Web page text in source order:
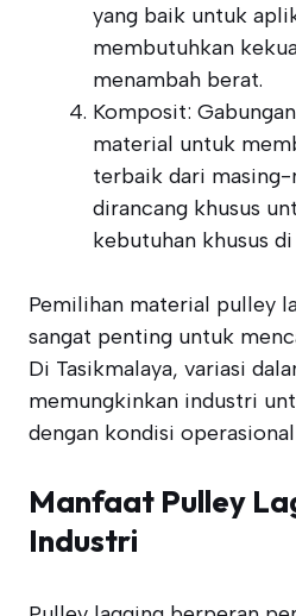
yang baik untuk
membutuhkan
menambah berat.
Komposit:
material untuk
terbaik dari
dirancang khusus
kebutuhan khusus
Pemilihan material pulley
sangat penting untuk
Di Tasikmalaya, variasi
memungkinkan industri
dengan kondisi operasional
Manfaat Pulley
Industri